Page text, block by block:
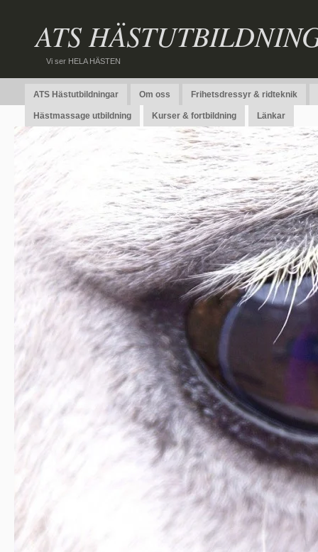
ATS
Vi ser HELA HÄSTEN
ATS Hästutbildningar Om oss Frihetsdressyr & ridteknik
Hästmassage utbildning Kurser & fortbildning Länkar